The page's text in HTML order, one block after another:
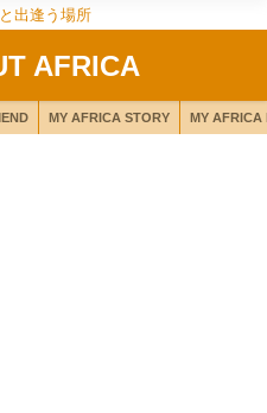
出逢う場所
AFRICA
MY AFRICA STORY MY AFRICA